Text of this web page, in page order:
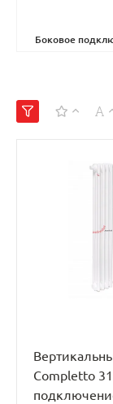
Боковое
Completto